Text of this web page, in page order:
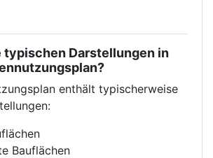
typischen Darstellungen in
enthält typischerweise
Bauflächen